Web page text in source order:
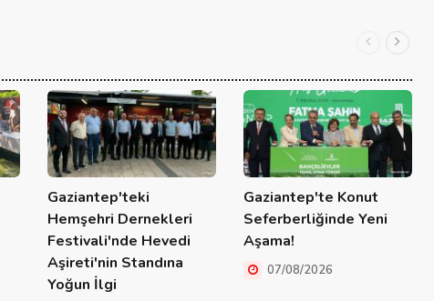
Gaziantep'teki
Hemşehri Dernekleri
Festivali'nde Hevedi
Aşireti'nin Standına
Yoğun İlgi
Gaziantep'te Konut
Seferberliğinde Yeni
Aşama!
07/08/2026